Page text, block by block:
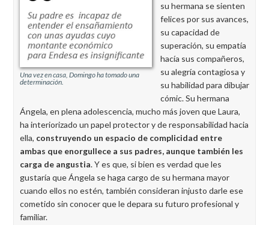
Una vez en casa, Domingo ha tomado una
determinación.
su hermana se sienten
felices por sus avances,
su capacidad de
superación, su empatía
hacía sus compañeros,
su alegría contagiosa y
su habilidad para dibujar
cómic. Su hermana
Ángela, en plena adolescencia, mucho más joven que Laura,
ha interiorizado un papel protector y de responsabilidad hacia
ella, construyendo un espacio de complicidad entre
ambas que enorgullece a sus padres, aunque también les
carga de angustia. Y es que, si bien es verdad que les
gustaría que Ángela se haga cargo de su hermana mayor
cuando ellos no estén, también consideran injusto darle ese
cometido sin conocer que le depara su futuro profesional y
familiar.